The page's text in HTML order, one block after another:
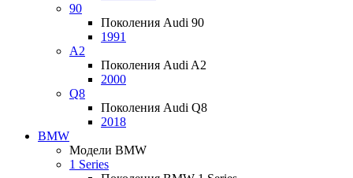
90
Поколения Audi 90
1991
A2
Поколения Audi A2
2000
Q8
Поколения Audi Q8
2018
BMW
Модели BMW
1 Series